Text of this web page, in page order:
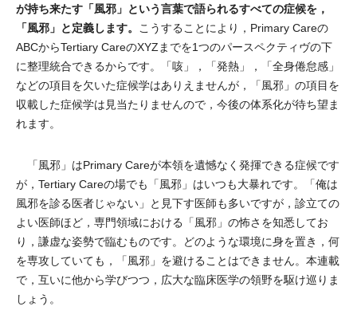
が持ち来たす「風邪」という言葉で語られるすべての症候を，
「風邪」と定義します。
こうすることにより，Primary Careの
ABCからTertiary CareのXYZまでを1つのパースペクティヴの下
に整理統合できるからです。「咳」，「発熱」，「全身倦怠感」
などの項目を欠いた症候学はありえませんが，「風邪」の項目を
収載した症候学は見当たりませんので，今後の体系化が待ち望ま
れます。
「風邪」はPrimary Careが本領を遺憾なく発揮できる症候です
が，Tertiary Careの場でも「風邪」はいつも大暴れです。「俺は
風邪を診る医者じゃない」と見下す医師も多いですが，診立ての
よい医師ほど，専門領域における「風邪」の怖さを知悉してお
り，謙虚な姿勢で臨むものです。どのような環境に身を置き，何
を専攻していても，「風邪」を避けることはできません。本連載
で，互いに他から学びつつ，広大な臨床医学の領野を駆け巡りま
しょう。